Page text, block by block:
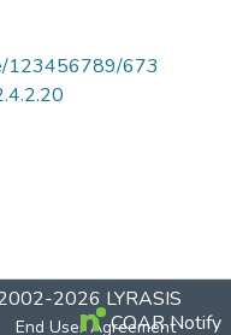
123456789/673
2026 LYRASIS
End User Agreement
COAR Notify